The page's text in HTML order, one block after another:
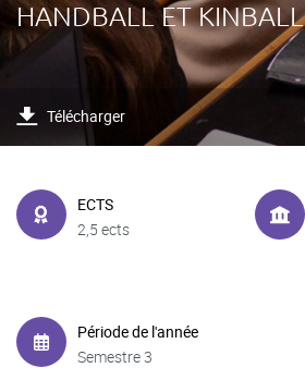
HANDBALL ET KINBALL
Télécharger
ECTS
2,5 ects
Période de l'année
Semestre 3